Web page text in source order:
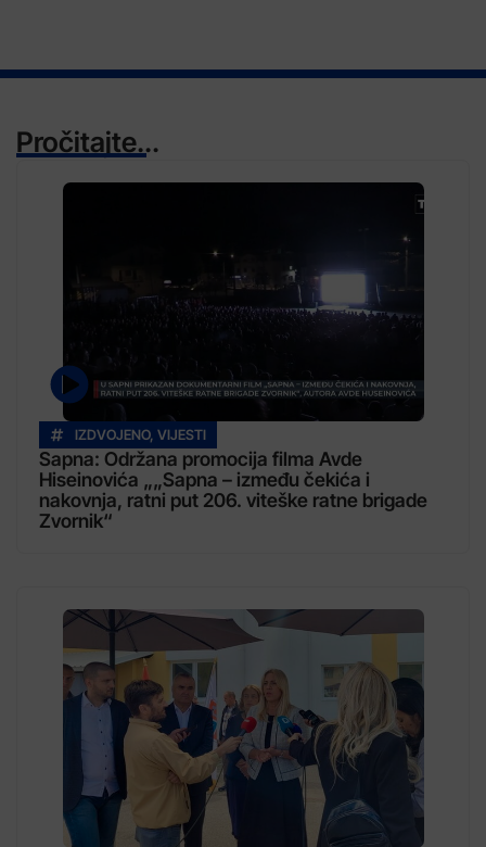
Pročitajte...
IZDVOJENO, VIJESTI
Sapna: Održana promocija filma Avde
Hiseinovića „„Sapna – između čekića i
nakovnja, ratni put 206. viteške ratne brigade
Zvornik“